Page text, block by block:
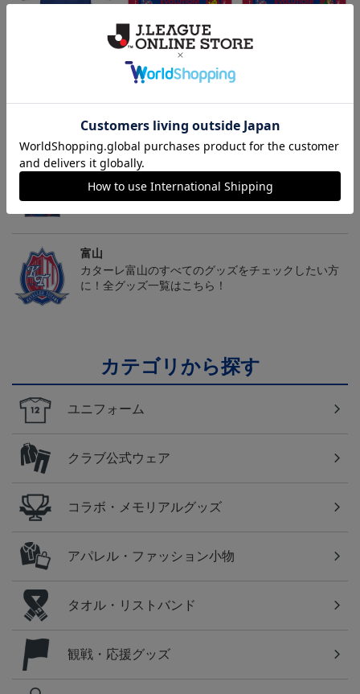
カターレ富山 ピカチュ
ウ タオルマフラー
2,500円
トピックス
富山
カターレ富山の2025ユニフォームを着て試合を応援
しよう！
富山
カターレ富山のすべてのグッズをチェックしたい方
に！全グッズ一覧はこちら！
カテゴリから探す
ユニフォーム
クラブ公式ウェア
コラボ・メモリアルグッズ
アパレル・ファッション小物
タオル・リストバンド
観戦・応援グッズ